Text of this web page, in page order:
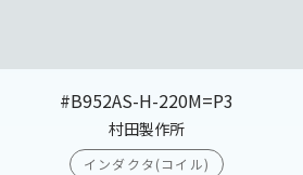
#B952AS-H-220M=P3
村田製作所
インダクタ(コイル)